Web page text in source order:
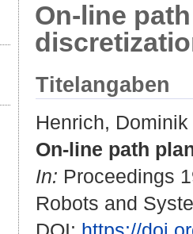
On-line
Titelangaben
Henrich, Dominik
On-line path
In: Proceedings
Robots and